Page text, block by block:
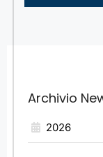
Archivio
2026